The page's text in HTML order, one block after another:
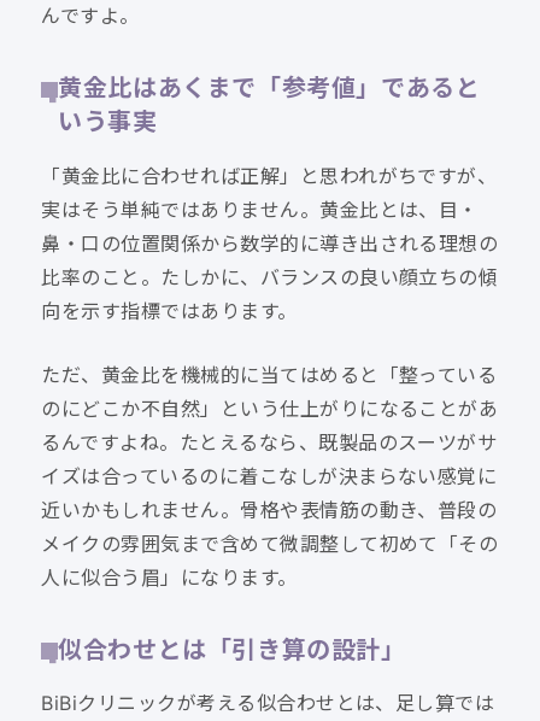
んですよ。
黄金比はあくまで「参考値」であると
いう事実
「黄金比に合わせれば正解」と思われがちですが、
実はそう単純ではありません。黄金比とは、目・
鼻・口の位置関係から数学的に導き出される理想の
比率のこと。たしかに、バランスの良い顔立ちの傾
向を示す指標ではあります。
ただ、黄金比を機械的に当てはめると「整っている
のにどこか不自然」という仕上がりになることがあ
るんですよね。たとえるなら、既製品のスーツがサ
イズは合っているのに着こなしが決まらない感覚に
近いかもしれません。骨格や表情筋の動き、普段の
メイクの雰囲気まで含めて微調整して初めて「その
人に似合う眉」になります。
似合わせとは「引き算の設計」
BiBiクリニックが考える似合わせとは、足し算では